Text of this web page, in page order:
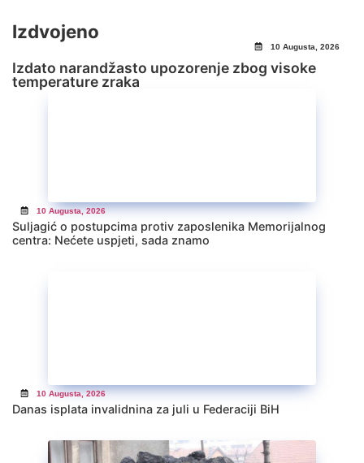
Izdvojeno
10 Augusta, 2026
Izdato narandžasto upozorenje zbog visoke
temperature zraka
10 Augusta, 2026
Suljagić o postupcima protiv zaposlenika Memorijalnog
centra: Nećete uspjeti, sada znamo
10 Augusta, 2026
Danas isplata invalidnina za juli u Federaciji BiH